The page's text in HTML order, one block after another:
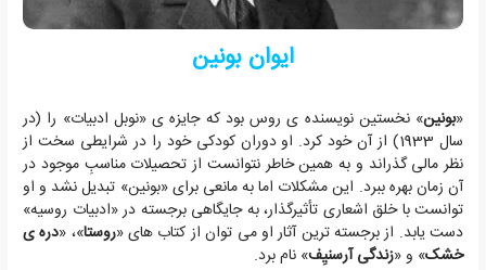
ایوان بونین
«بونین» نخستین نویسنده ی روس بود که جایزه ی «نوبل ادبیات» را (در
سال 1933) از آن خود کرد. او دوران کودکی خود را در شرایطی سخت از
نظر مالی گذراند و به همین خاطر نتوانست از تحصیلات مناسبِ موجود در
آن زمان بهره ببرد. این مشکلات اما به مانعی برای «بونین» تبدیل نشد و او
توانست با خلق اشعاری تأثیرگذار، به جایگاهی برجسته در «ادبیات روسیه»
دست یابد. از برجسته ترین آثار او می توان از کتاب های «روستا»، «دره ی
خشک» و «زندگی آرسنیِف» نام برد.